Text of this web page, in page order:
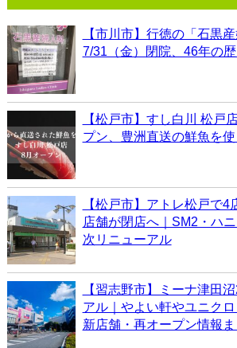
【市川市】行徳の「石黒
7/31（金）閉院、46年の
【松戸市】すし白川 松戸
プン、豊洲直送の鮮魚を
【松戸市】アトレ松戸で4
店舗が閉店へ｜SM2・ハ
次リニューアル
【習志野市】ミーナ津田
アル｜やよい軒やユニク
新店舗・再オープン情報ま